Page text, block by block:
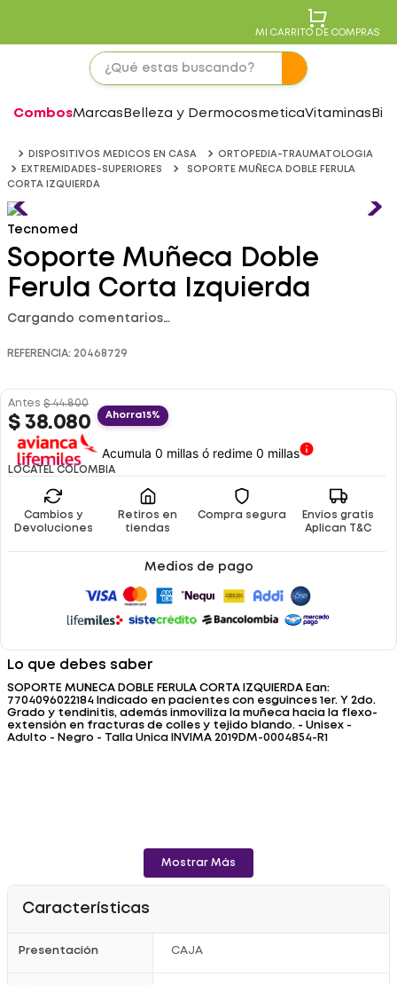
MI CARRITO DE COMPRAS
CombosMarcas Belleza y DermocosmeticaVitaminas
DISPOSITIVOS MEDICOS EN CASA
ORTOPEDIA-TRAUMATOLOGIA
EXTREMIDADES-SUPERIORES
SOPORTE MUÑECA DOBLE FERULA
CORTA IZQUIERDA
Tecnomed
Soporte Muñeca Doble
Ferula Corta Izquierda
Cargando comentarios…
REFERENCIA: 20468729
Antes $ 44.800
$ 38.080 Ahorra15%
Acumula 0 millas ó redime 0 millas
LOCATEL COLOMBIA
Cambios y
Devoluciones
Retiros en
tiendas
Compra segura
Envíos gratis
Aplican T&C
Medios de pago
Lo que debes saber
SOPORTE MUÑECA DOBLE FERULA CORTA IZQUIERDA Ean:
7704096022184 Indicado en pacientes con esguinces 1er. Y 2do.
Grado y tendinitis, además inmoviliza la muñeca hacia la flexo-
extensión en fracturas de colles y tejido blando. - Unisex -
Adulto - Negro - Talla Unica INVIMA 2019DM-0004854-R1
Mostrar Más
Características
Presentación CAJA